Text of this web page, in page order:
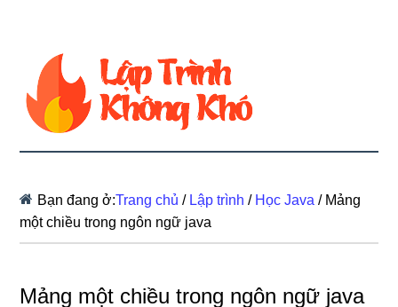
Bạn đang ở:Trang chủ / Lập trình / Học Java /Mảng
một chiều trong ngôn ngữ java
Mảng một chiều trong ngôn ngữ java